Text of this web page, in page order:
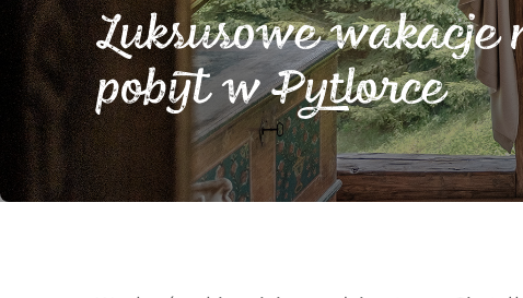
Luksusowe wakacje
pobyt w Pytlorce